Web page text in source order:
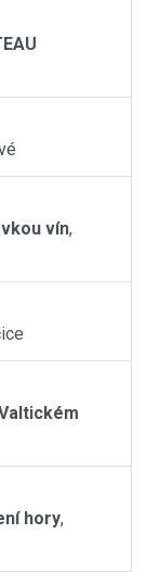
vín,
hory,